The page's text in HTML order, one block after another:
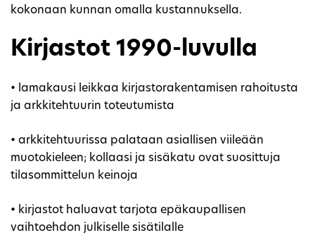
kokonaan kunnan omalla kustannuksella.
Kirjastot 1990-luvulla
• lamakausi leikkaa kirjastorakentamisen rahoitusta
ja arkkitehtuurin toteutumista
• arkkitehtuurissa palataan asiallisen viileään
muotokieleen; kollaasi ja sisäkatu ovat suosittuja
tilasommittelun keinoja
• kirjastot haluavat tarjota epäkaupallisen
vaihtoehdon julkiselle sisätilalle